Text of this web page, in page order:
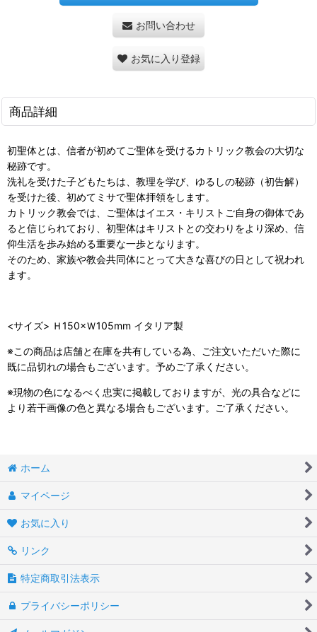
お問い合わせ
お気に入り登録
商品詳細
初聖体とは、信者が初めてご聖体を受けるカトリック教会の大切な
秘跡です。
洗礼を受けた子どもたちは、教理を学び、ゆるしの秘跡（初告解）
を受けた後、初めてミサで聖体拝領をします。
カトリック教会では、ご聖体はイエス・キリストご自身の御体であ
ると信じられており、初聖体はキリストとの交わりをより深め、信
仰生活を歩み始める重要な一歩となります。
そのため、家族や教会共同体にとって大きな喜びの日として祝われ
ます。
<サイズ> Ｈ150×Ｗ105mm イタリア製
※この商品は店舗と在庫を共有している為、ご注文いただいた際に
既に品切れの場合もございます。予めご了承ください。
※現物の色になるべく忠実に掲載しておりますが、光の具合などに
より若干画像の色と異なる場合もございます。ご了承ください。
ホーム
マイページ
お気に入り
リンク
特定商取引法表示
プライバシーポリシー